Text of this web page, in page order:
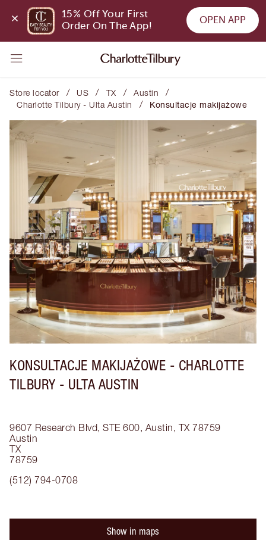
15% Off Your First
Order On The App!
OPEN APP
Store locator / US / TX / Austin /
Charlotte Tilbury - Ulta Austin / Konsultacje makijażowe
KONSULTACJE MAKIJAŻOWE - CHARLOTTE
TILBURY - ULTA AUSTIN
9607 Research Blvd, STE 600, Austin, TX 78759
Austin
TX
78759
(512) 794-0708
Show in maps